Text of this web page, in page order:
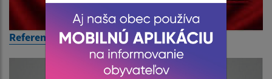
Referendum 4.7.2026